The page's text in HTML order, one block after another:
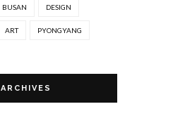
BUSAN DESIGN
ART PYONGYANG
ARCHIVES